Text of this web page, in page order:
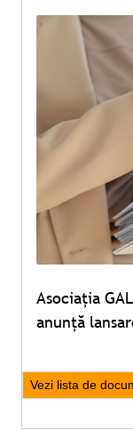
Asociația
anunță
Vezi lista de